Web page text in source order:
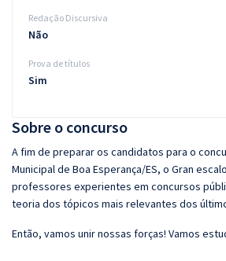
Sobre o concurso
A fim de preparar os candidatos para o
Municipal de Boa Esperança/ES, o Gran
professores experientes em concursos
teoria dos tópicos mais relevantes dos
Então, vamos unir nossas forças! Vamos
Redação Discursiva
Não
Prova de títulos
Sim